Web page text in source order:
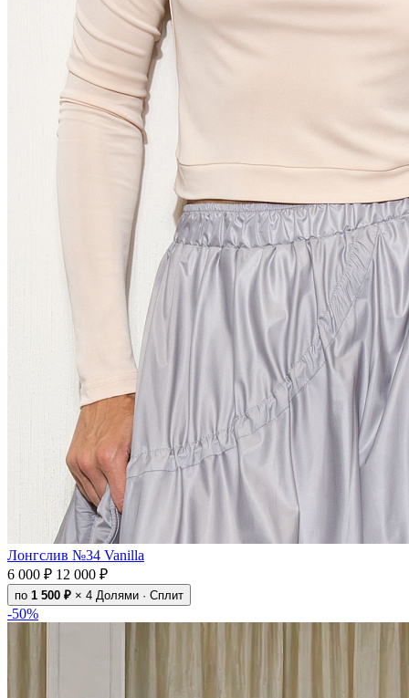
Лонгслив №34 Vanilla
6 000 ₽ 12 000 ₽
по 1 500 ₽ × 4 Долями · Сплит
-50%